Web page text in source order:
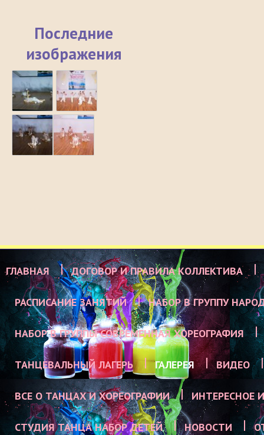
Последние
изображения
ГЛАВНАЯ ДОГОВОР И ПРАВИЛА КОЛЛЕКТИВА
РАСПИСАНИЕ ЗАНЯТИЙ НАБОР В ГРУППУ
НАБОР В ГРУППЫ СОВРЕМЕННАЯ ХОРЕОГРАФИЯ
ТАНЦЕВАЛЬНЫЙ ЛАГЕРЬ ГАЛЕРЕЯ ВИДЕО
ВСЕ О ТАНЦАХ И ХОРЕОГРАФИИ ИНТЕРЕСНОЕ
СТУДИЯ ТАНЦА НАБОР ДЕТЕЙ НОВОСТИ